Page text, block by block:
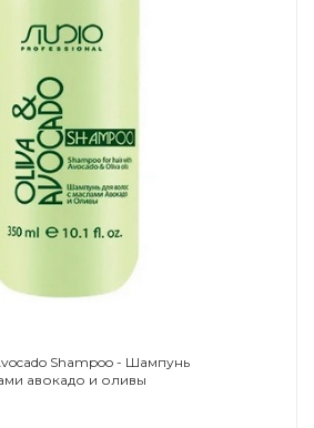
Shampoo - Шампунь
авокадо и оливы